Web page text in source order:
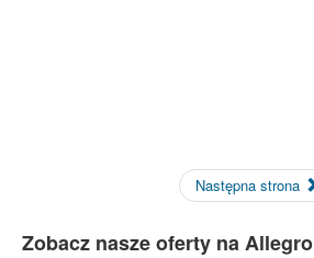
Następna strona
Zobacz nasze oferty na Allegro